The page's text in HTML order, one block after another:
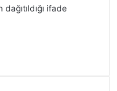
ifade